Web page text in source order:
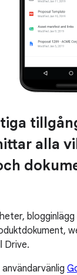
alla
blogginlägg
Drive.